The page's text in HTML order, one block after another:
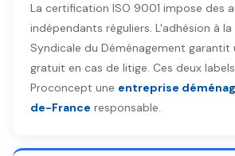
La certification ISO 9001 impose des
indépendants réguliers. L'adhésion à
Syndicale du Déménagement garantit
gratuit en cas de litige. Ces deux
Proconcept une entreprise
de-France responsable.